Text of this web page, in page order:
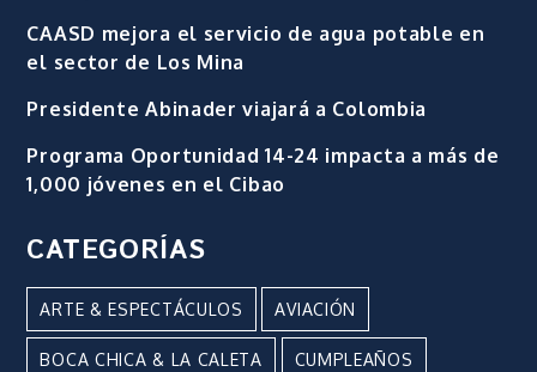
CAASD mejora el servicio de agua potable en
el sector de Los Mina
Presidente Abinader viajará a Colombia
Programa Oportunidad 14-24 impacta a más de
1,000 jóvenes en el Cibao
CATEGORÍAS
ARTE & ESPECTÁCULOS AVIACIÓN
BOCA CHICA & LA CALETA CUMPLEAÑOS